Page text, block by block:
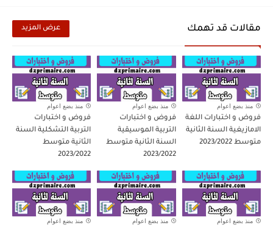
مقالات قد تهمك عرض المزيد
منذ بضع اعوام
فروض و اختبارات اللغة
الامازيغية السنة الثانية
متوسط 2023/2022
منذ بضع اعوام
فروض و اختبارات
التربية الموسيقية
السنة الثانية متوسط
2023/2022
منذ بضع اعوام
فروض و اختبارات
التربية التشكلية السنة
الثانية متوسط
2023/2022
منذ بضع اعوام منذ بضع اعوام منذ بضع اعوام